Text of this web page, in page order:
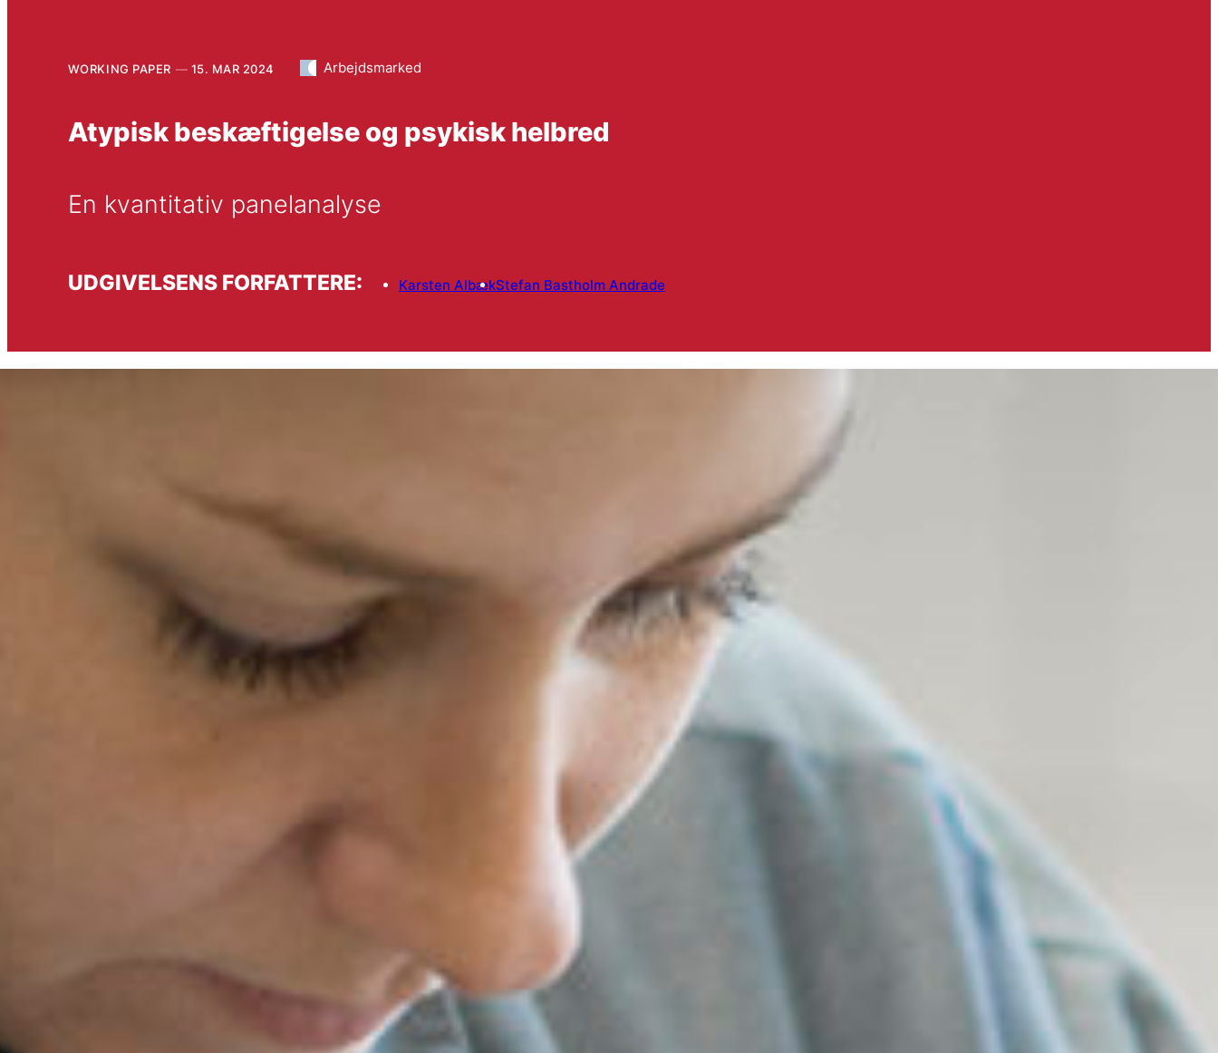
WORKING PAPER 15. MAR 2024 Arbejdsmarked
Atypisk beskæftigelse og psykisk helbred
En kvantitativ panelanalyse
UDGIVELSENS FORFATTERE: Karsten AlbækStefan Bastholm Andrade